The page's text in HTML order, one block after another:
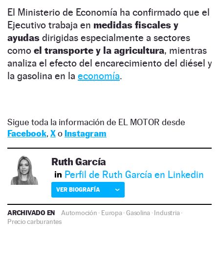
El Ministerio de Economía ha confirmado que el
Ejecutivo trabaja en medidas fiscales y
ayudas dirigidas especialmente a sectores
como el transporte y la agricultura, mientras
analiza el efecto del encarecimiento del diésel y
la gasolina en la economía.
Sigue toda la información de EL MOTOR desde
Facebook, Xo Instagram
Ruth García
Perfil de Ruth García en Linkedin
VER BIOGRAFÍA
ARCHIVADO EN Automoción · Europa·Gasolina ·Industria·
Precio carburantes